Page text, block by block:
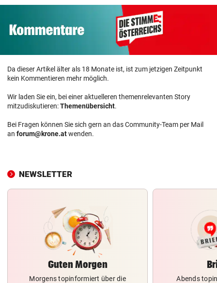
Da dieser Artikel älter als 18 Monate ist, ist zum jetzigen Zeitpunkt
kein Kommentieren mehr möglich.
Wir laden Sie ein, bei einer aktuelleren themenrelevanten Story
mitzudiskutieren:Themenübersicht.
Bei Fragen können Sie sich gern an das Community-Team per Mail
an forum@krone.atwenden.
NEWSLETTER
Guten Morgen
Morgens topinformiert über die
Abends